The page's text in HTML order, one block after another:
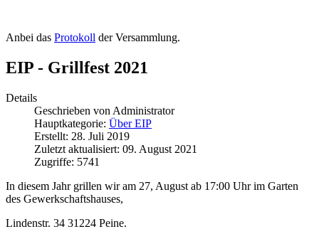
Anbei das Protokoll der Versammlung.
EIP - Grillfest 2021
Details
Geschrieben von Administrator
Hauptkategorie: Über EIP
Erstellt: 28. Juli 2019
Zuletzt aktualisiert: 09. August 2021
Zugriffe: 5741
In diesem Jahr grillen wir am 27, August ab 17:00 Uhr im Garten
des Gewerkschaftshauses,
Lindenstr. 34 31224 Peine.